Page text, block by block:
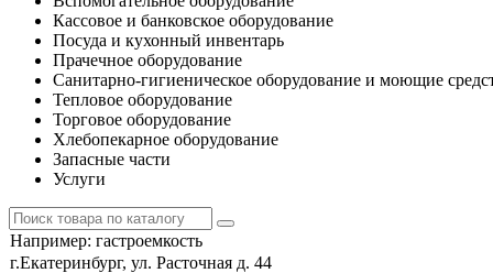
Кассовое и банковское оборудование
Посуда и кухонный инвентарь
Прачечное оборудование
Санитарно-гигиеническое оборудование и моющие
Тепловое оборудование
Торговое оборудование
Хлебопекарное оборудование
Запасные части
Услуги
Например: гастроемкость
г.Екатеринбург, ул. Расточная д. 44